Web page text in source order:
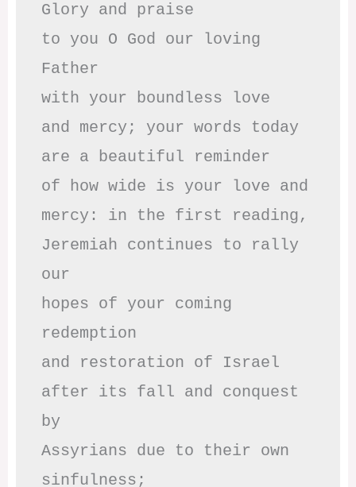
Glory and praise
to you O God our loving
Father
with your boundless love
and mercy; your words today
are a beautiful reminder
of how wide is your love and
mercy: in the first reading,
Jeremiah continues to rally
our
hopes of your coming
redemption
and restoration of Israel
after its fall and conquest
by
Assyrians due to their own
sinfulness;